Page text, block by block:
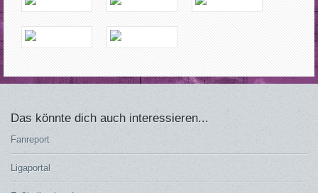
Das könnte dich auch interessieren...
Fanreport
Ligaportal